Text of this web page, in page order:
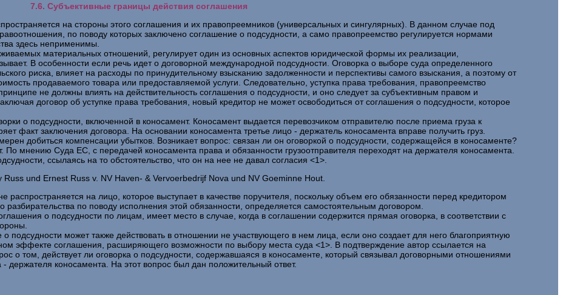
7.6. Субъективные границы действия соглашения
на стороны этого соглашения и их правопреемников (универсальных и сингулярных). В данном случае под
по поводу которых заключено соглашение о подсудности, а само правопреемство регулируется нормами
здесь неприменимы.
материальных отношений, регулирует один из основных аспектов юридической формы их реализации,
В особенности если речь идет о договорной международной подсудности. Оговорка о выборе суда определенного
риска, влияет на расходы по принудительному взысканию задолженности и перспективы самого взыскания, а поэтому от
продаваемого товара или предоставляемой услуги. Следовательно, уступка права требования, правопреемство
не должны влиять на действительность соглашения о подсудности, и оно следует за субъективным правом и
договор об уступке права требования, новый кредитор не может освободиться от соглашения о подсудности, которое
о подсудности, включенной в коносамент. Коносамент выдается перевозчиком отправителю после приема груза к
факт заключения договора. На основании коносамента третье лицо - держатель коносамента вправе получить груз.
добиться компенсации убытков. Возникает вопрос: связан ли он оговоркой о подсудности, содержащейся в коносаменте?
По мнению Суда ЕС, с передачей коносамента права и обязанности грузоотправителя переходят на держателя коносамента.
ссылаясь на то обстоятельство, что он на нее не давал согласия <1>.
und Ernest Russ v. NV Haven- & Vervoerbedrijf Nova und NV Goeminne Hout.
на лицо, которое выступает в качестве поручителя, поскольку объем его обязанности перед кредитором
по поводу исполнения этой обязанности, определяется самостоятельным договором.
о подсудности по лицам, имеет место в случае, когда в соглашении содержится прямая оговорка, в соответствии с
может также действовать в отношении не участвующего в нем лица, если оно создает для него благоприятную
эффекте соглашения, расширяющего возможности по выбору места суда <1>. В подтверждение автор ссылается на
о том, действует ли оговорка о подсудности, содержавшаяся в коносаменте, который связывал договорными отношениями
- держателя коносамента. На этот вопрос был дан положительный ответ.